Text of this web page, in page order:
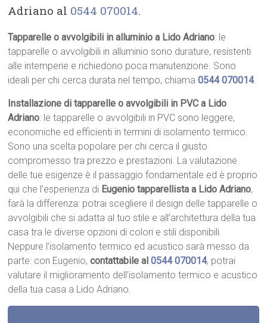
Adriano al 0544 070014.
Tapparelle o avvolgibili in alluminio a Lido Adriano: le
tapparelle o avvolgibili in alluminio sono durature, resistenti
alle intemperie e richiedono poca manutenzione. Sono
ideali per chi cerca durata nel tempo, chiama0544 070014.
Installazione di tapparelle o avvolgibili in PVC a Lido
Adriano: le tapparelle o avvolgibili in PVC sono leggere,
economiche ed efficienti in termini di isolamento termico.
Sono una scelta popolare per chi cerca il giusto
compromesso tra prezzo e prestazioni. La valutazione
delle tue esigenze è il passaggio fondamentale ed è proprio
qui che l’esperienza di Eugenio tapparellista a Lido Adriano,
farà la differenza: potrai scegliere il design delle tapparelle o
avvolgibili che si adatta al tuo stile e all’architettura della tua
casa tra le diverse opzioni di colori e stili disponibili.
Neppure l’isolamento termico ed acustico sarà messo da
parte: con Eugenio,contattabile al0544 070014, potrai
valutare il miglioramento dell’isolamento termico e acustico
della tua casa a Lido Adriano.